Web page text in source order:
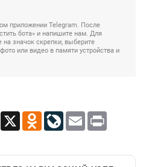
приложении Telegram. После
бота» и напишите нам. Для
значок скрепки, выберите
или видео в памяти устройства и
X Odnoklassniki
LiveJournal
Email Print